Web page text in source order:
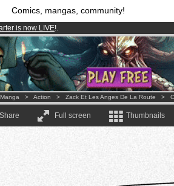
Comics, mangas, community!
is now LIVE!.
membersand 1000comics & mangas!.
from3.95 euros per month !Get membership
Manga > Action > Zack Et Les Anges De La Route >
Share Full screen Thumbnails